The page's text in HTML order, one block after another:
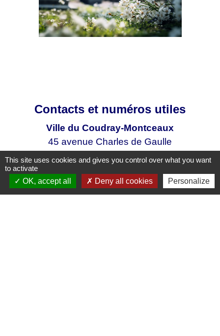
Contacts et numéros utiles
Ville du Coudray-Montceaux
45 avenue Charles de Gaulle
91830 Le Coudray-Montceaux - FRANCE
Contact par formulaire
This site uses cookies and gives you control over what you want
to activate
OK, accept all
Deny all cookies Personalize